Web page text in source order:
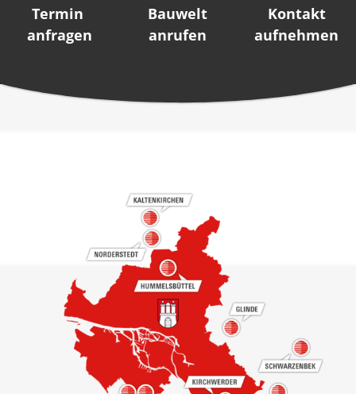
Termin
anfragen
Bauwelt
anrufen
Kontakt
aufnehmen